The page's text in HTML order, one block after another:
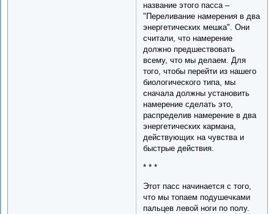
название этого пасса –
"Переливание намерения в два
энергетических мешка". Они
считали, что намерение
должно предшествовать
всему, что мы делаем. Для
того, чтобы перейти из нашего
биологического типа, мы
сначала должны установить
намерение сделать это,
распределив намерение в два
энергетических кармана,
действующих на чувства и
быстрые действия.
* * *
Этот пасс начинается с того,
что мы топаем подушечками
пальцев левой ноги по полу.